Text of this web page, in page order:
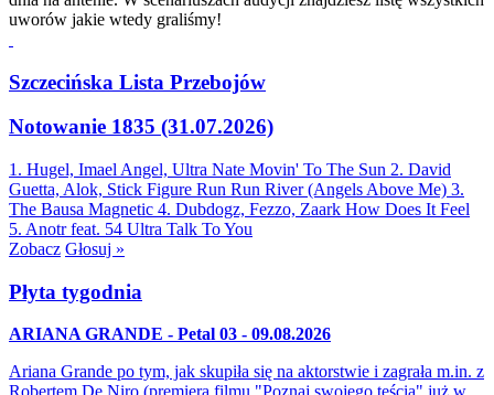
uworów jakie wtedy graliśmy!
Szczecińska Lista Przebojów
Notowanie 1835 (31.07.2026)
1. Hugel, Imael Angel, Ultra Nate Movin' To The Sun 2. David
Guetta, Alok, Stick Figure Run Run River (Angels Above Me) 3.
The Bausa Magnetic 4. Dubdogz, Fezzo, Zaark How Does It Feel
5. Anotr feat. 54 Ultra Talk To You
Zobacz Głosuj »
Płyta tygodnia
ARIANA GRANDE - Petal 03 - 09.08.2026
Ariana Grande po tym, jak skupiła się na aktorstwie i zagrała m.in. z